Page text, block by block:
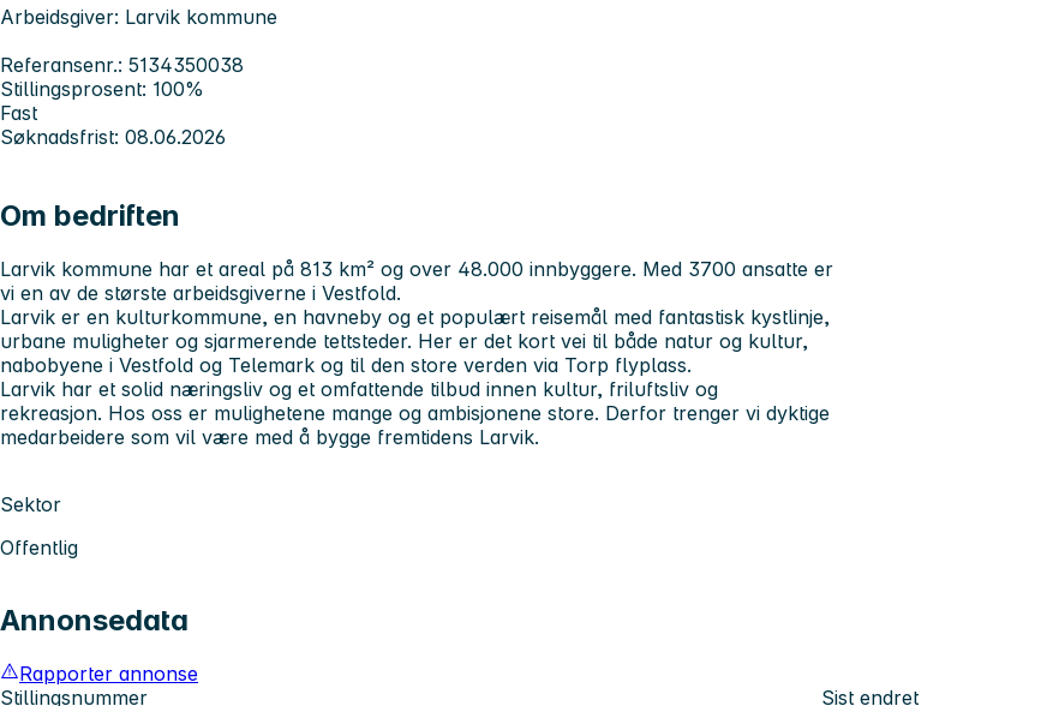
Arbeidsgiver: Larvik kommune
Referansenr.: 5134350038
Stillingsprosent: 100%
Fast
Søknadsfrist: 08.06.2026
Om bedriften
Larvik kommune har et areal på 813 km² og over 48.000 innbyggere. Med 3700 ansatte er
vi en av de største arbeidsgiverne i Vestfold.
Larvik er en kulturkommune, en havneby og et populært reisemål med fantastisk kystlinje,
urbane muligheter og sjarmerende tettsteder. Her er det kort vei til både natur og kultur,
nabobyene i Vestfold og Telemark og til den store verden via Torp flyplass.
Larvik har et solid næringsliv og et omfattende tilbud innen kultur, friluftsliv og
rekreasjon. Hos oss er mulighetene mange og ambisjonene store. Derfor trenger vi dyktige
medarbeidere som vil være med å bygge fremtidens Larvik.
Sektor
Offentlig
Annonsedata
Rapporter annonse
Stillingsnummer
Sist endret